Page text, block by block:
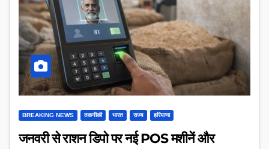
BREAKING NEWS तकनीकी भारत राज्य हरियाणा
जनवरी से राशन डिपो पर नई POS मशीनें और